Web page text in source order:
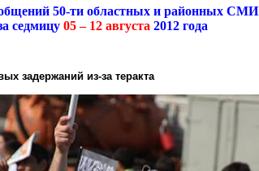
50-ти областных и районных СМИ
седмицу05 – 12 августа 2012 года
задержаний из-за теракта